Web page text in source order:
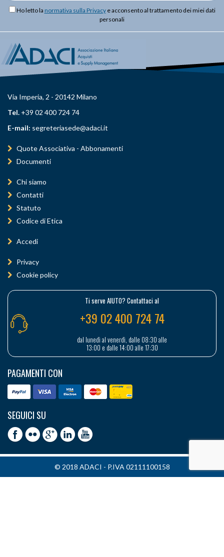
Ho letto la normativa sulla Privacye acconsento al trattamento dei miei dati
personali
Via Imperia, 2 - 20142 Milano
Tel. +39 02 400 724 74
E-mail: segreteriasede@adaci.it
Quote Associativa - Abbonamenti
Documenti
Chi siamo
Contatti
Statuto
Codice di Etica
Accedi
Privacy
Cookie policy
Ti serve AIUTO? Contattaci al
+39 02 400 724 74
dal lunedì al venerdì, dalle 08:30 alle
13:00 e dalle 14:00 alle 17:30
PAGAMENTI CON
SEGUICI SU
© 2018 ADACI - P.IVA 02111100158